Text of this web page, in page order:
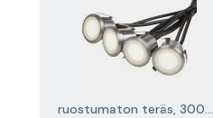
ruostumaton teräs, 3000 K